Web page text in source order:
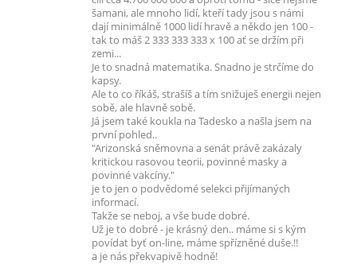
šamani, ale mnoho lidí, kteří tady jsou s námi
dají minimálně 1000 lidí hravě a někdo jen 100 -
tak to máš 2 333 333 333 x 100 ať se držím při
zemi...
Je to snadná matematika. Snadno je strčíme do
kapsy.
Ale to co říkáš, strašíš a tím snižuješ energii nejen
sobě, ale hlavně sobě.
Já jsem také koukla na Tadesko a našla jsem na
první pohled..
"Arizonská sněmovna a senát právě zakázaly
kritickou rasovou teorii, povinné masky a
povinné vakcíny."
je to jen o podvědomé selekci přijímaných
informací.
Takže se neboj, a vše bude dobré.
Už je to dobré - je krásný den.. máme si s kým
povídat byť on-line, máme spřízněné duše.!!
a je nás překvapivě hodně!